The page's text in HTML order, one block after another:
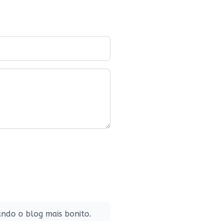
o blog mais bonito.